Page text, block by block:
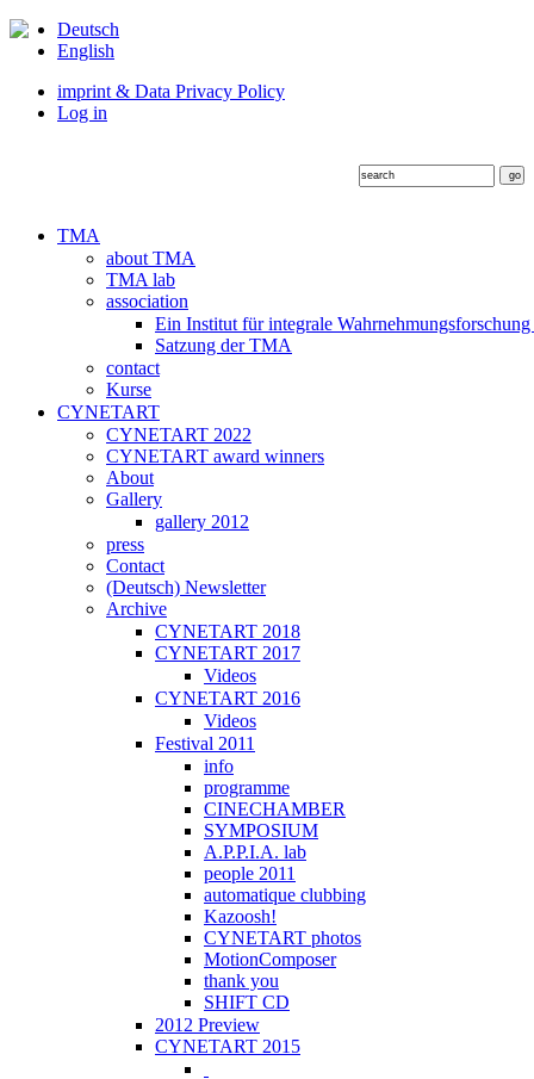
Deutsch
English
imprint & Data Privacy Policy
Log in
TMA
about TMA
TMA lab
association
Ein Institut für integrale
Satzung der TMA
contact
Kurse
CYNETART
CYNETART 2022
CYNETART award winners
About
Gallery
gallery 2012
press
Contact
(Deutsch) Newsletter
Archive
CYNETART 2018
CYNETART 2017
Videos
CYNETART 2016
Videos
Festival 2011
info
programme
CINECHAMBER
SYMPOSIUM
A.P.P.I.A. lab
people 2011
automatique clubbing
Kazoosh!
CYNETART photos
MotionComposer
thank you
SHIFT CD
2012 Preview
CYNETART 2015